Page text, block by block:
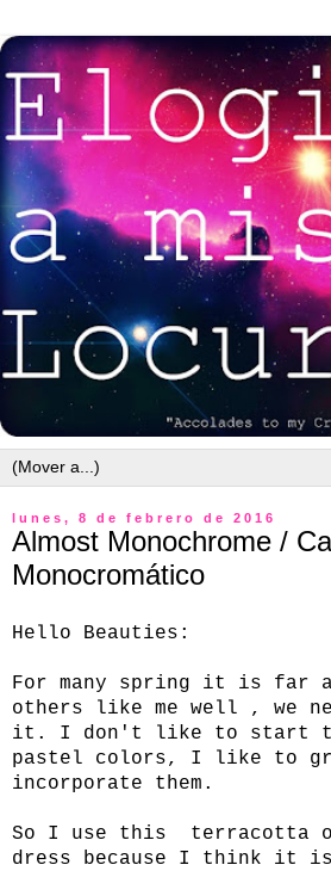
lunes, 8 de febrero de 2016
Almost Monochrome /
Monocromático
Hello Beauties:
For many spring it is far
others like me well , we
it. I don't like to start
pastel colors, I like to
incorporate them.
So I use this terracotta
dress because I think it